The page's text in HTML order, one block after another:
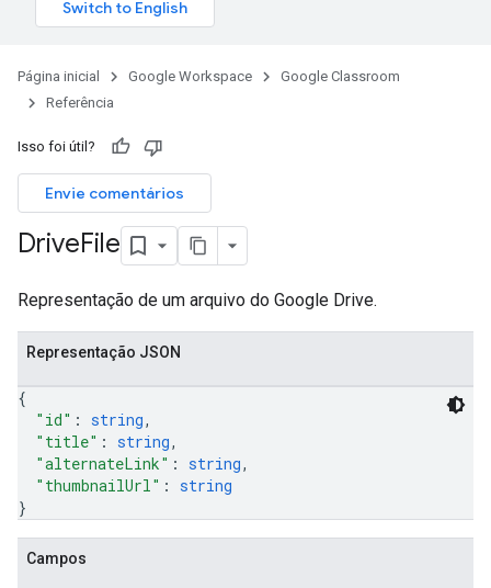
Página inicial Google Workspace
Google Classroom
Referência
Isso foi útil?
Envie comentários
DriveFile
Representação de um arquivo do Google Drive.
Representação JSON
{
"id" : string,
"title" : string,
"alternateLink" : string,
"thumbnailUrl" : string
}
Campos